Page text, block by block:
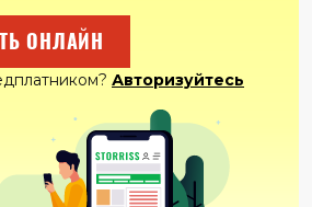
ОНЛАЙН
Авторизуйтесь